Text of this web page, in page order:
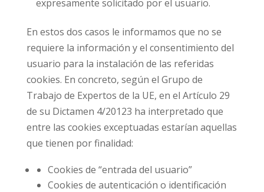
expresamente solicitado por el usuario.
En estos dos casos le informamos que no se
requiere la información y el consentimiento del
usuario para la instalación de las referidas
cookies. En concreto, según el Grupo de
Trabajo de Expertos de la UE, en el Artículo 29
de su Dictamen 4/20123 ha interpretado que
entre las cookies exceptuadas estarían aquellas
que tienen por finalidad:
Cookies de “entrada del usuario”
Cookies de autenticación o identificación